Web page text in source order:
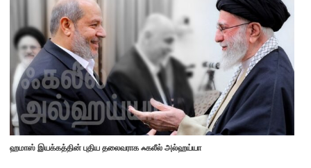
ஹமாஸ் இயக்கத்தின் புதிய தலைவராக ஃகலீல் அல்ஹய்யா